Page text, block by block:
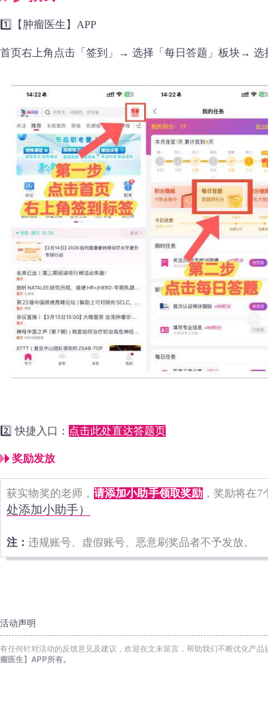
1️⃣【肿瘤医生】APP
首页右上角点击「签到」→ 选择「每日答题」板块→ 选
2️⃣ 快捷入口： 点击此处直达答题页
奖励发放
获实物奖的老师， 请添加小助手领取奖励 ，奖励将在
处添加小助手）
注： 违规账号、虚假账号、恶意刷奖品者不予发放。
活动声明
有任何针对活动的反馈意见及建议，欢迎在文末留言，帮助我们不断优化产品
瘤医生】APP所有。